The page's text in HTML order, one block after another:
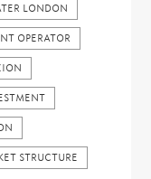
LONDON
OPERATOR
STRUCTURE